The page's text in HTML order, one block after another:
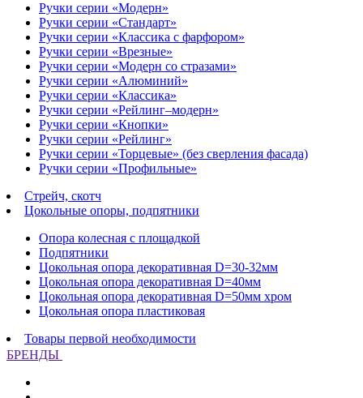
Ручки серии «Модерн»
Ручки серии «Стандарт»
Ручки серии «Классика с фарфором»
Ручки серии «Врезные»
Ручки серии «Модерн со стразами»
Ручки серии «Алюминий»
Ручки серии «Классика»
Ручки серии «Рейлинг–модерн»
Ручки серии «Кнопки»
Ручки серии «Рейлинг»
Ручки серии «Торцевые» (без сверления фасада)
Ручки серии «Профильные»
Стрейч, скотч
Цокольные опоры, подпятники
Опора колесная с площадкой
Подпятники
Цокольная опора декоративная D=30-32мм
Цокольная опора декоративная D=40мм
Цокольная опора декоративная D=50мм хром
Цокольная опора пластиковая
Товары первой необходимости
БРЕНДЫ